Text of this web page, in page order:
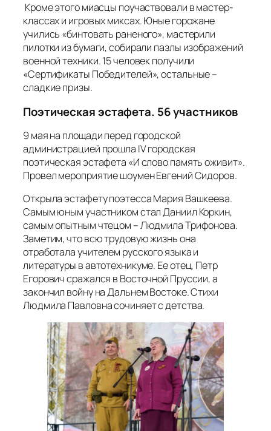
Кроме этого миасцы поучаствовали в мастер-
классах и игровых миксах. Юные горожане
учились «бинтовать раненого», мастерили
пилотки из бумаги, собирали пазлы изображений
военной техники. 15 человек получили
«Сертификаты Победителей», остальные –
сладкие призы.
Поэтическая эстафета. 56 участников
9 мая на площади перед городской
администрацией прошла IV городская
поэтическая эстафета «И слово память оживит».
Провел мероприятие шоумен Евгений Сидоров.
Открыла эстафету поэтесса Мария Вашкеева.
Самым юным участником стал Даниил Коркин,
самым опытным чтецом – Людмила Трифонова.
Заметим, что всю трудовую жизнь она
отработала учителем русского языка и
литературы в автотехникуме. Ее отец, Петр
Егорович сражался в Восточной Пруссии, а
закончил войну на Дальнем Востоке. Стихи
Людмила Павловна сочиняет с детства.